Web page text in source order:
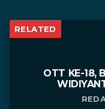
RELATED
OTT KE-18,